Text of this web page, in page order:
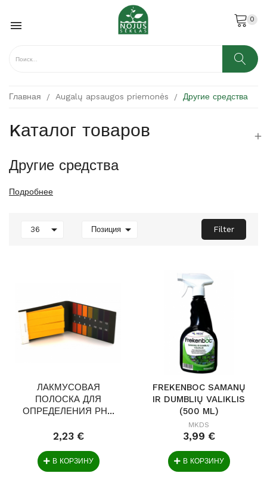
 0
Главная Augalų apsaugos priemonės Другие средства
Kаталог товаров 
Другие средства
Подробнее
36  Позиция  Filter
ЛАКМУСОВАЯ
ПОЛОСКА ДЛЯ
ОПРЕДЕЛЕНИЯ РН...
2,23 €
В КОРЗИНУ
FREKENBOC SAMANŲ
IR DUMBLIŲ VALIKLIS
(500 ML)
MKDS
3,99 €
В КОРЗИНУ